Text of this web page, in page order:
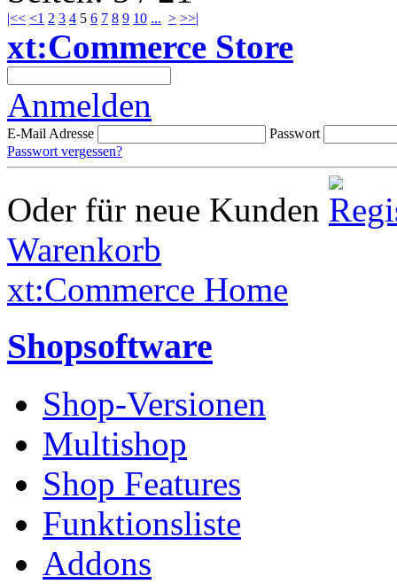
|<< <1 2 3 4 5 6 7 8 9 10 ... > >>|
xt:Commerce Store
Anmelden
E-Mail Adresse
Passwort
Passwort vergessen?
Oder für neue Kunden
Warenkorb
xt:Commerce Home
Shopsoftware
Shop-Versionen
Multishop
Shop Features
Funktionsliste
Addons